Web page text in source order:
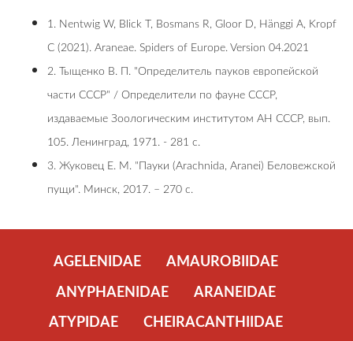
1. Nentwig W, Blick T, Bosmans R, Gloor D, Hänggi A, Kropf
C (2021). Araneae. Spiders of Europe. Version 04.2021
2. Тыщенко В. П. "Определитель пауков европейской
части СССР" / Определители по фауне СССР,
издаваемые Зоологическим институтом АН СССР, вып.
105. Ленинград, 1971. - 281 с.
3. Жуковец Е. М. "Пауки (Arachnida, Aranei) Беловежской
пущи". Минск, 2017. – 270 c.
AGELENIDAE
AMAUROBIIDAE
ANYPHAENIDAE
ARANEIDAE
ATYPIDAE
CHEIRACANTHIIDAE